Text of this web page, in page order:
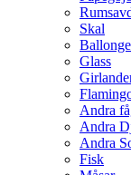
Skal
Glass
Andra
Andra
Andra
Fisk